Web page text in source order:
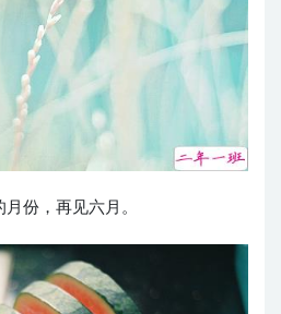
份，再见六月。